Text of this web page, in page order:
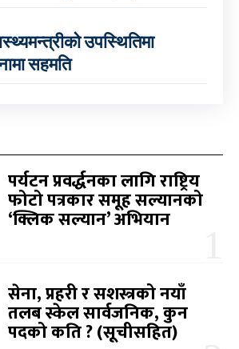
उपस्थितिमा
सहमति
पर्यटन प्रवर्द्धनका लागि राष्ट्रिय
फोटो पत्रकार समूह सल्यानको
‘क्लिक सल्यान’ अभियान
सेना, प्रहरी र सशस्त्रको नयाँ
तलब स्केल सार्वजनिक, कुन
पदको कति ? (सूचीसहित)